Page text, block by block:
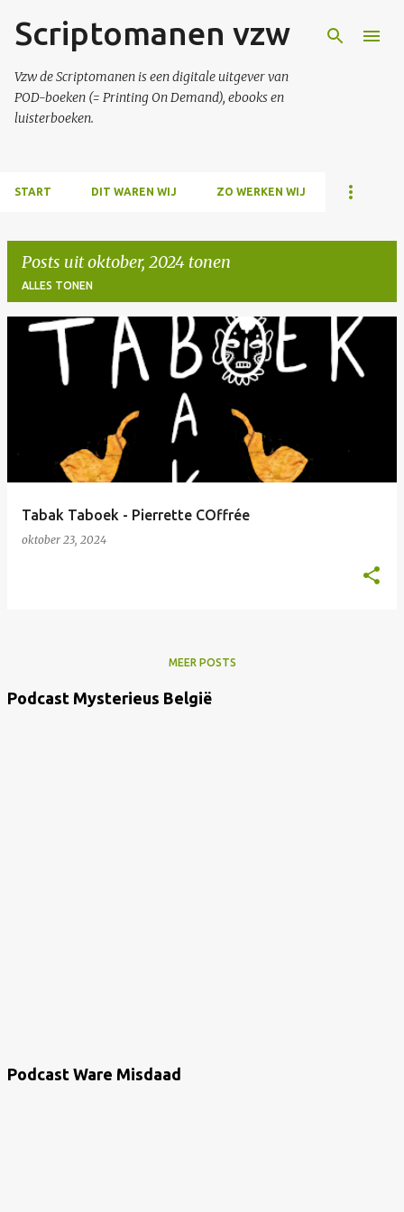
Scriptomanen vzw
Vzw de Scriptomanen is een digitale uitgever van
POD-boeken (= Printing On Demand), ebooks en
luisterboeken.
START DIT WAREN WIJ ZO WERKEN WIJ
Posts uit oktober, 2024 tonen
ALLES TONEN
Tabak Taboek - Pierrette COffrée
oktober 23, 2024
MEER POSTS
Podcast Mysterieus België
Podcast Ware Misdaad